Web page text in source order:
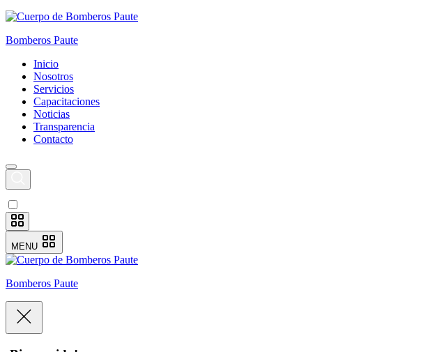
Bomberos Paute
Inicio
Nosotros
Servicios
Capacitaciones
Noticias
Transparencia
Contacto
MENU
Bomberos Paute